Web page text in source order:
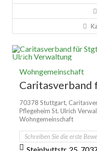
Wohngemeinschaft
Caritasverband
70378 Stuttgart,
Pflegeheim St. Ulrich
Wohngemeinschaft
Schreiben Sie die erste